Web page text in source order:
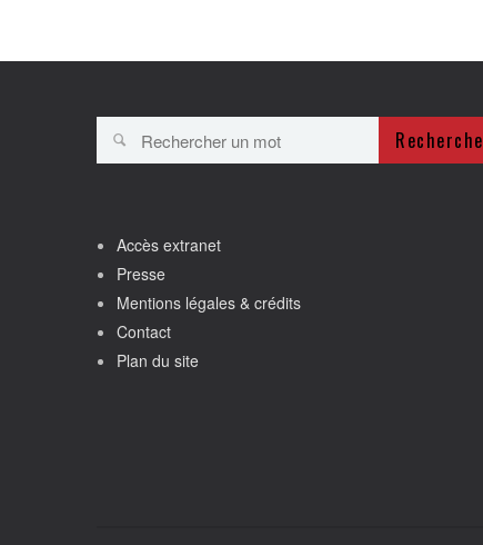
Accès extranet
Presse
Mentions légales & crédits
Contact
Plan du site